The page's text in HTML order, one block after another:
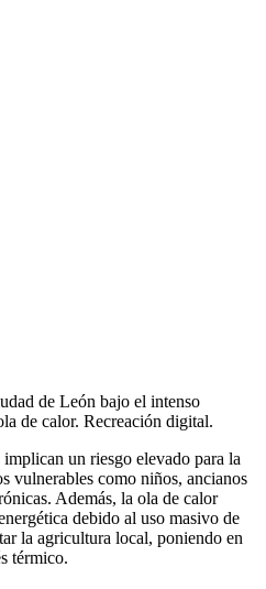
de León bajo el intenso
de calor. Recreación digital.
un riesgo elevado para la
vulnerables como niños, ancianos
Además, la ola de calor
debido al uso masivo de
la agricultura local, poniendo en
térmico.